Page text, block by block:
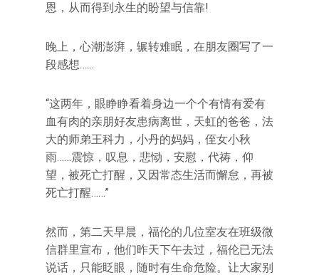
恩，从而得到永生的盼望与信靠!
晚上，心潮澎湃，辗转难眠，在朋友圈写了一
段感想……
“这两年，眼睁睁看着身边一个个有情有爱有
血有肉的亲朋好友患病离世，天虹的爸爸，法
大的师弟王科力，小丹的妈妈，侄女小秋
雨……震惊，叹息，悲恸，安慰，代祷，仰
望，被死亡打醒，又因常态生活而懈怠，再被
死亡打醒……”
然而，第二天早晨，福伦的几位室友在班级微
信群里宣布，他们昨天下午去过，福伦已无法
说话，只能眨眼，随时有生命危险。让大家别